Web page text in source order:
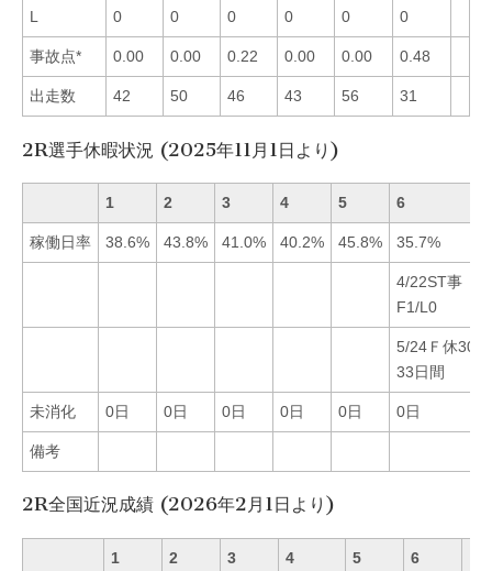
L 0 0 0 0 0 0
事故点* 0.00 0.00 0.22 0.00 0.00 0.48
出走数 42 50 46 43 56 31
2R選手休暇状況 (2025年11月1日より)
1 2 3 4 5 6
稼働日率 38.6% 43.8% 41.0% 40.2% 45.8% 35.7%
4/22ST事
F1/L0
5/24Ｆ休30日
33日間
未消化 0日 0日 0日 0日 0日 0日
備考
2R全国近況成績 (2026年2月1日より)
1 2 3 4 5 6